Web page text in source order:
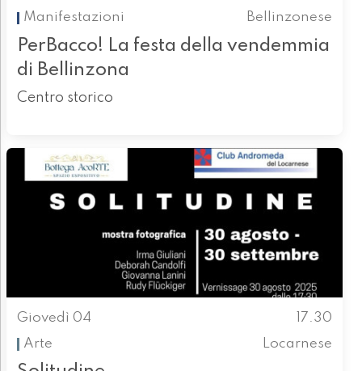
Manifestazioni
Bellinzonese
PerBacco! La festa della vendemmia
di Bellinzona
Centro storico
Giovedì 04
17.30
Arte
Locarnese